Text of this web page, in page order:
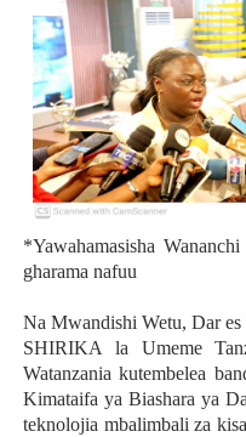
*Yawahamasisha
gharama nafuu
Na Mwandishi Wetu, Dar es
SHIRIKA la Umeme
Watanzania kutembelea
Kimataifa ya Biashara ya
teknolojia mbalimbali za